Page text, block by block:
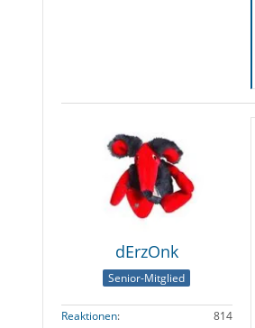
dErzOnk
Senior-Mitglied
Reaktionen
814